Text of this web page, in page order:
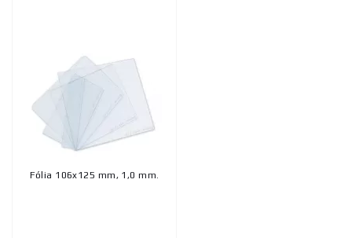
Fólia 106x125 mm, 1,0 mm.